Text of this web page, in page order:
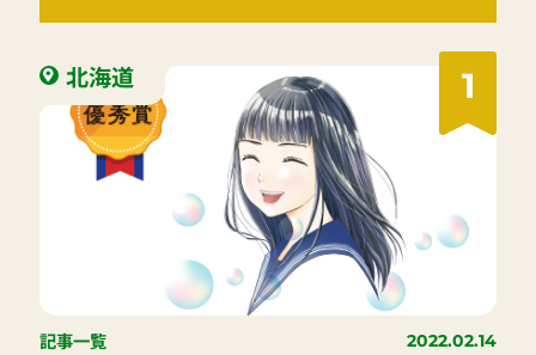
1
北海道
記事一覧 2022.02.14